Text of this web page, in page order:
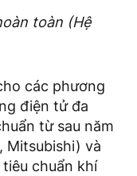
toàn (Hệ
các phương
điện tử đa
từ sau năm
Mitsubishi) và
chuẩn khí